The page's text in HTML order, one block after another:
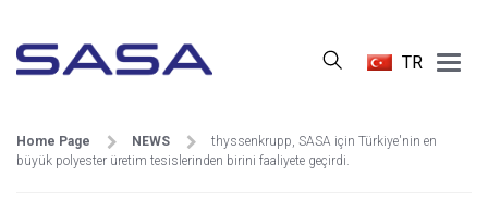
TR
Main
Menu
Home Page NEWS
thyssenkrupp, SASA için Türkiye'nin en
büyük polyester üretim tesislerinden birini faaliyete geçirdi.